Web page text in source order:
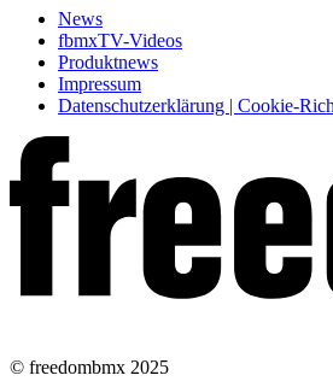
News
fbmxTV-Videos
Produktnews
Impressum
Datenschutzerklärung | Cookie-
© freedombmx 2025